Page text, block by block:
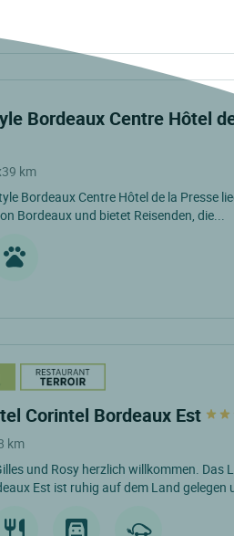
Bordeaux Centre Hôtel
39 km
Bordeaux Centre Hôtel de la Presse
Bordeaux und bietet Reisenden, die...
Corintel Bordeaux Est
km
und Rosy herzlich willkommen. Das
Est ist ruhig auf dem Land gelegen